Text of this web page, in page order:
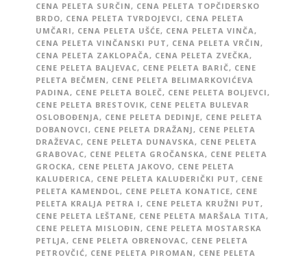
CENA PELETA SURČIN, CENA PELETA TOPČIDERSKO
BRDO, CENA PELETA TVRDOJEVCI, CENA PELETA
UMČARI, CENA PELETA UŠĆE, CENA PELETA VINČA,
CENA PELETA VINČANSKI PUT, CENA PELETA VRČIN,
CENA PELETA ZAKLOPAČA, CENA PELETA ZVEČKA,
CENE PELETA BALJEVAC, CENE PELETA BARIČ, CENE
PELETA BEČMEN, CENE PELETA BELIMARKOVIĆEVA
PADINA, CENE PELETA BOLEČ, CENE PELETA BOLJEVCI,
CENE PELETA BRESTOVIK, CENE PELETA BULEVAR
OSLOBOĐENJA, CENE PELETA DEDINJE, CENE PELETA
DOBANOVCI, CENE PELETA DRAŽANJ, CENE PELETA
DRAŽEVAC, CENE PELETA DUNAVSKA, CENE PELETA
GRABOVAC, CENE PELETA GROČANSKA, CENE PELETA
GROCKA, CENE PELETA JAKOVO, CENE PELETA
KALUĐERICA, CENE PELETA KALUĐERIČKI PUT, CENE
PELETA KAMENDOL, CENE PELETA KONATICE, CENE
PELETA KRALJA PETRA I, CENE PELETA KRUŽNI PUT,
CENE PELETA LEŠTANE, CENE PELETA MARŠALA TITA,
CENE PELETA MISLOĐIN, CENE PELETA MOSTARSKA
PETLJA, CENE PELETA OBRENOVAC, CENE PELETA
PETROVČIĆ, CENE PELETA PIROMAN, CENE PELETA